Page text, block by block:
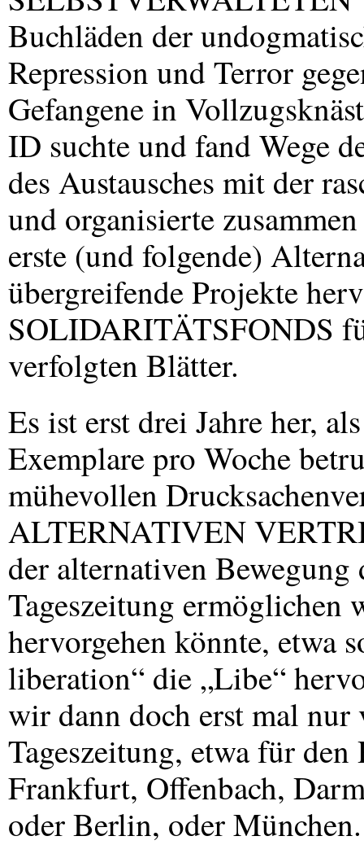
Buchläden der
Repression und Terror
Gefangene in
ID suchte und fand Wege
des Austausches mit der
und organisierte
erste (und folgende)
übergreifende Projekte
SOLIDARITÄTSFONDS
verfolgten Blätter.
Es ist erst drei Jahre her,
Exemplare pro Woche
mühevollen
ALTERNATIVEN
der alternativen Bewegung
Tageszeitung ermöglichen
hervorgehen könnte, etwa
liberation“ die „Libe“
wir dann doch erst mal
Tageszeitung, etwa für
Frankfurt, Offenbach,
oder Berlin, oder München.